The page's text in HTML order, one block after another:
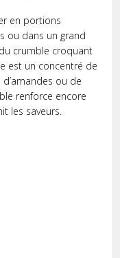
en portions
ou dans un grand
crumble croquant
est un concentré de
ou de
renforce encore
les saveurs.